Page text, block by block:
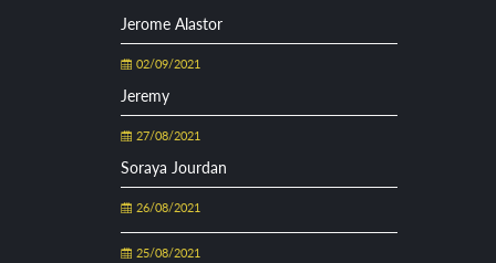
Jerome Alastor
02/09/2021
Jeremy
27/08/2021
Soraya Jourdan
26/08/2021
25/08/2021